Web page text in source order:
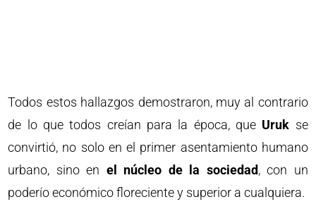
Todos estos hallazgos demostraron, muy al contrario
de lo que todos creían para la época, que Uruk se
convirtió, no solo en el primer asentamiento humano
urbano, sino en el núcleo de la sociedad, con un
poderío económico floreciente y superior a cualquiera.